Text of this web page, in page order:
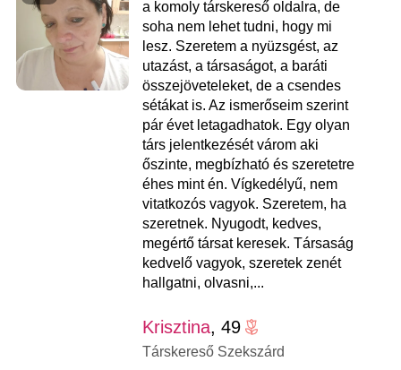
a komoly társkereső oldalra, de
soha nem lehet tudni, hogy mi
lesz. Szeretem a nyüzsgést, az
utazást, a társaságot, a baráti
összejöveteleket, de a csendes
sétákat is. Az ismerőseim szerint
pár évet letagadhatok. Egy olyan
társ jelentkezését várom aki
őszinte, megbízható és szeretetre
éhes mint én. Vígkedélyű, nem
vitatkozós vagyok. Szeretem, ha
szeretnek. Nyugodt, kedves,
megértő társat keresek. Társaság
kedvelő vagyok, szeretek zenét
hallgatni, olvasni,...
Krisztina, 49
Társkereső Szekszárd